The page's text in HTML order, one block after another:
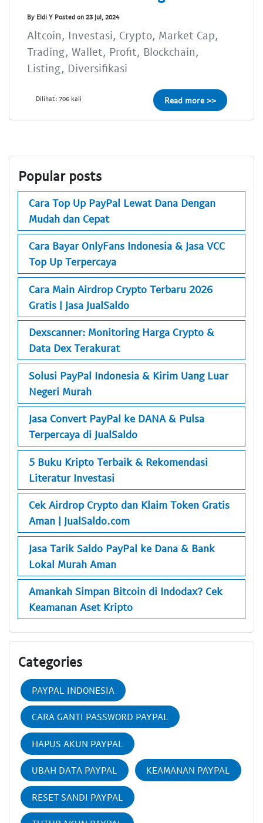
By Eldi Y Posted on 23 Jul, 2024
Altcoin, Investasi, Crypto, Market Cap,
Trading, Wallet, Profit, Blockchain,
Listing, Diversifikasi
Dilihat: 706 kali Read more >>
Popular posts
Cara Top Up PayPal Lewat Dana Dengan
Mudah dan Cepat
Cara Bayar OnlyFans Indonesia & Jasa VCC
Top Up Terpercaya
Cara Main Airdrop Crypto Terbaru 2026
Gratis | Jasa JualSaldo
Dexscanner: Monitoring Harga Crypto &
Data Dex Terakurat
Solusi PayPal Indonesia & Kirim Uang Luar
Negeri Murah
Jasa Convert PayPal ke DANA & Pulsa
Terpercaya di JualSaldo
5 Buku Kripto Terbaik & Rekomendasi
Literatur Investasi
Cek Airdrop Crypto dan Klaim Token Gratis
Aman | JualSaldo.com
Jasa Tarik Saldo PayPal ke Dana & Bank
Lokal Murah Aman
Amankah Simpan Bitcoin di Indodax? Cek
Keamanan Aset Kripto
Categories
PAYPAL INDONESIA
CARA GANTI PASSWORD PAYPAL
HAPUS AKUN PAYPAL
UBAH DATA PAYPAL KEAMANAN PAYPAL
RESET SANDI PAYPAL